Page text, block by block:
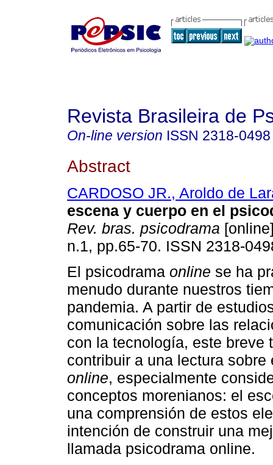
Revista Brasileira de
On-line version ISSN 2318-0498
Abstract
CARDOSO JR., Aroldo de
escena y cuerpo en el
Rev. bras. psicodrama
n.1, pp.65-70. ISSN 2318-
El psicodrama online se ha
menudo durante nuestros
pandemia. A partir de
comunicación sobre las
con la tecnología, este breve
contribuir a una lectura sobre
online, especialmente
conceptos morenianos: el
una comprensión de estos
intención de construir una
llamada psicodrama online.